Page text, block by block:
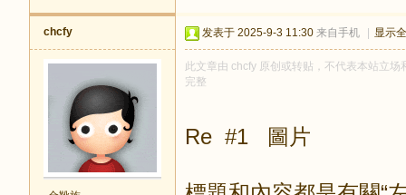
chcfy 发表于 2025-9-3 11:30 来自手机 显示
此文章由 chcfy 原创或转贴，不代表本站立
完整
Re #1 圖片